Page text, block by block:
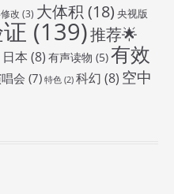
改 (3) 大体积 (18) 央视版
(139)推荐🌟
日本 (8) 有声读物 (5)有效
会 (7) 特色 (2) 科幻 (8) 空中